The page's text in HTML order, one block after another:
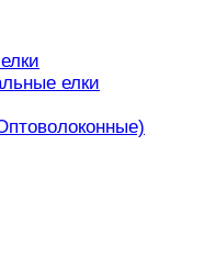
елки